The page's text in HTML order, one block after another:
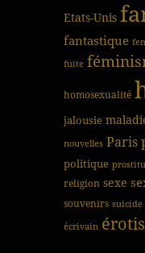
Etats-Unis
fantastique
fuite
homosexualité
jalousie
nouvelles Paris
politique
religion sexe
souvenirs suicide
écrivain